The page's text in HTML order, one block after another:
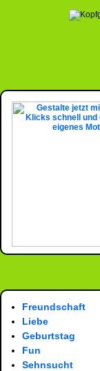
Freundschaft
Liebe
Geburtstag
Fun
Sehnsucht